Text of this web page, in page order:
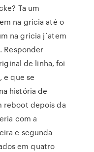
Ta um
na gricia até o
na gricia j´atem
Responder
de linha, foi
e que se
história de
reboot depois da
com a
e segunda
em quatro